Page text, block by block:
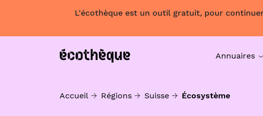
L'écothèque est un outil gratuit, pour
Annuaires
Accueil Régions Suisse Écosystème